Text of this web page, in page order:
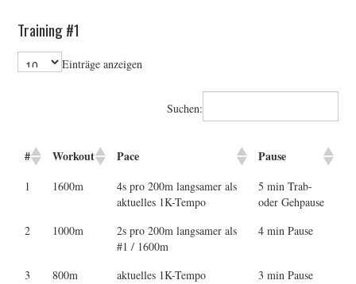
RUNNING
TRAINING
DATENSCHUTZ
Training #1
Einträge anzeigen
Suchen:
# Workout Pace Pause
1 1600m
4s pro 200m langsamer als
aktuelles 1K-Tempo
5 min Trab-
oder Gehpause
2
1000m
2s pro 200m langsamer als
#1 / 1600m
4 min Pause
3 800m aktuelles 1K-Tempo
3 min Pause